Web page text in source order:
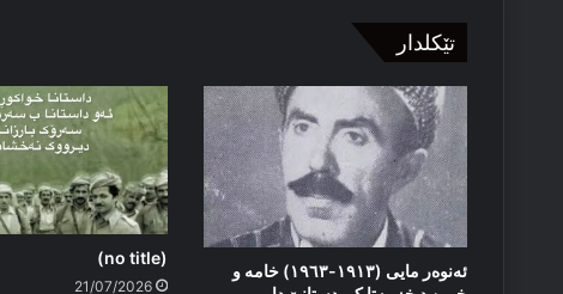
تێکلدار
ئەنوەر مایی (١٩١٣-١٩٦٣) خامە و
(no title)
21/07/2026